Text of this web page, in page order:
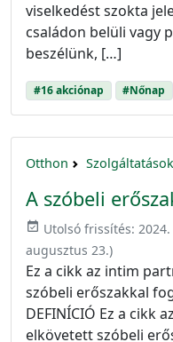
viselkedést szokta
családon belüli vagy
beszélünk, […]
#16 akciónap #Nőnap
Otthon
A szóbeli
event_available Utolsó frissítés:
augusztus 23.)
Ez a cikk az intim
szóbeli erőszakkal
DEFINÍCIÓ Ez a cikk
elkövetett szóbeli